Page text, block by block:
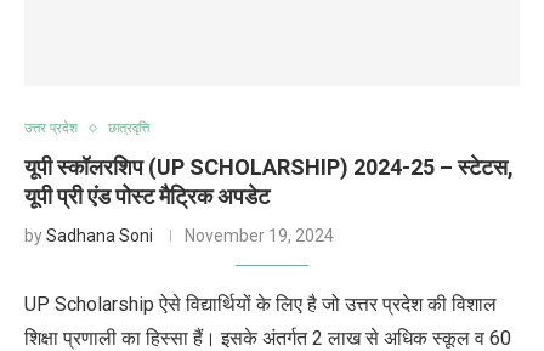
उत्तर प्रदेश छात्रवृत्ति
यूपी स्कॉलरशिप (UP SCHOLARSHIP) 2024-25 – स्टेटस,
यूपी प्री एंड पोस्ट मैट्रिक अपडेट
bySadhana Soni November 19, 2024
UP Scholarship ऐसे विद्यार्थियों के लिए है जो उत्तर प्रदेश की विशाल
शिक्षा प्रणाली का हिस्सा हैं। इसके अंतर्गत 2 लाख से अधिक स्कूल व 60